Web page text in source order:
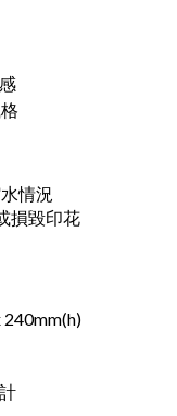
情況
損毀印花
240mm(h)